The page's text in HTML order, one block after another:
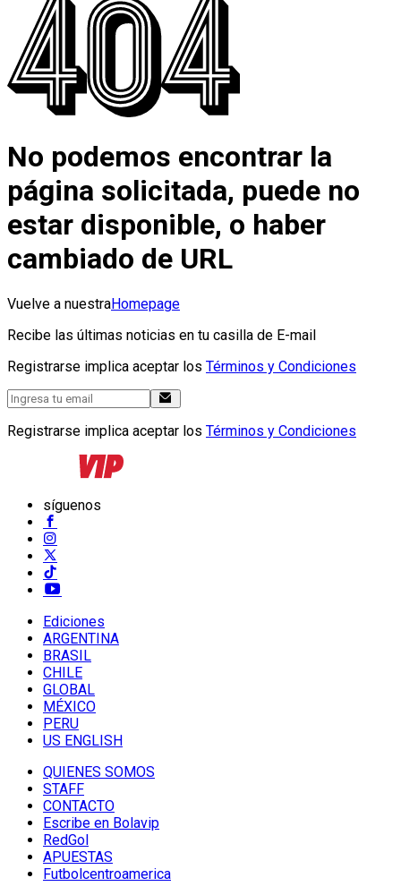
No podemos encontrar la
página solicitada, puede no
estar disponible, o haber
cambiado de URL
Vuelve a nuestraHomepage
Recibe las últimas noticias en tu casilla de E-mail
Registrarse implica aceptar los Términos y Condiciones
Registrarse implica aceptar los Términos y Condiciones
síguenos
Ediciones
ARGENTINA
BRASIL
CHILE
GLOBAL
MÉXICO
PERU
US ENGLISH
QUIENES SOMOS
STAFF
CONTACTO
Escribe en Bolavip
RedGol
APUESTAS
Futbolcentroamerica